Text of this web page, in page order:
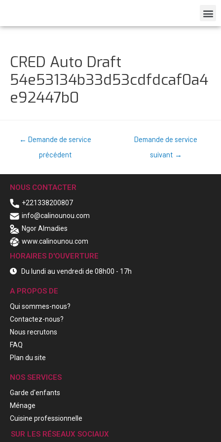
CRED Auto Draft
54e53134b33d53cdfdcaf0a4
e92447b0
← Demande de service
précédent
Demande de service
suivant →
NOUS CONTACTER
+221338200807
info@calinounou.com
Ngor Almadies
www.calinounou.com
HORAIRES D'OUVERTURE
Du lundi au vendredi de 08h00 - 17h
A PROPOS DE
Qui sommes-nous?
Contactez-nous?
Nous recrutons
FAQ
Plan du site
NOS SERVICES
Garde d'enfants
Ménage
Cuisine professionnelle
SUR LES RÉSEAUX SOCIAUX